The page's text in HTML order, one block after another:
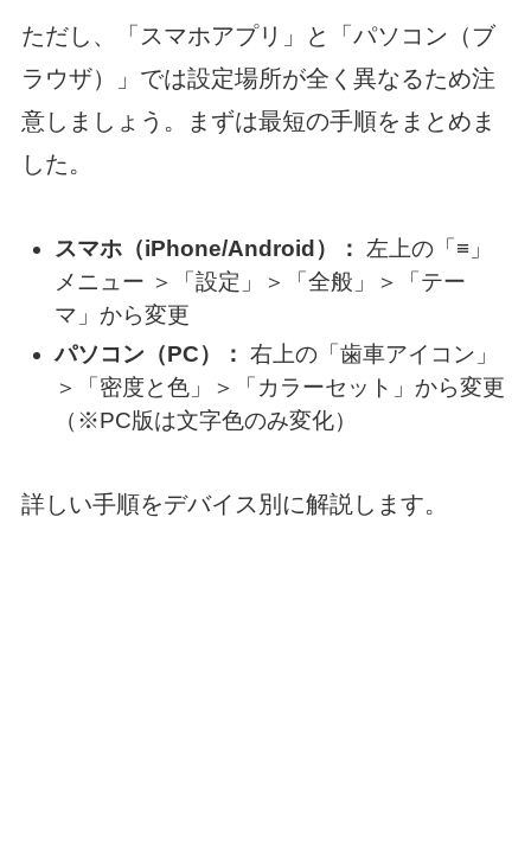
ただし、「スマホアプリ」と「パソコン（ブ
ラウザ）」では設定場所が全く異なるため注
意しましょう。まずは最短の手順をまとめま
した。
スマホ（iPhone/Android）： 左上の「≡」
メニュー ＞「設定」＞「全般」＞「テー
マ」から変更
パソコン（PC）： 右上の「歯車アイコン」
＞「密度と色」＞「カラーセット」から変更
（※PC版は文字色のみ変化）
詳しい手順をデバイス別に解説します。